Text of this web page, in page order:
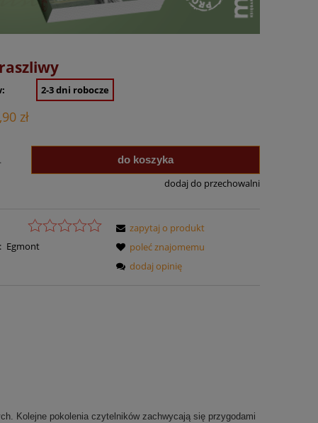
2-3 dni robocze
zł
do koszyka
dodaj do przechowalni
Egmont
zapytaj o produkt
poleć znajomemu
dodaj opinię
Kolejne pokolenia czytelników zachwycają się przygodami